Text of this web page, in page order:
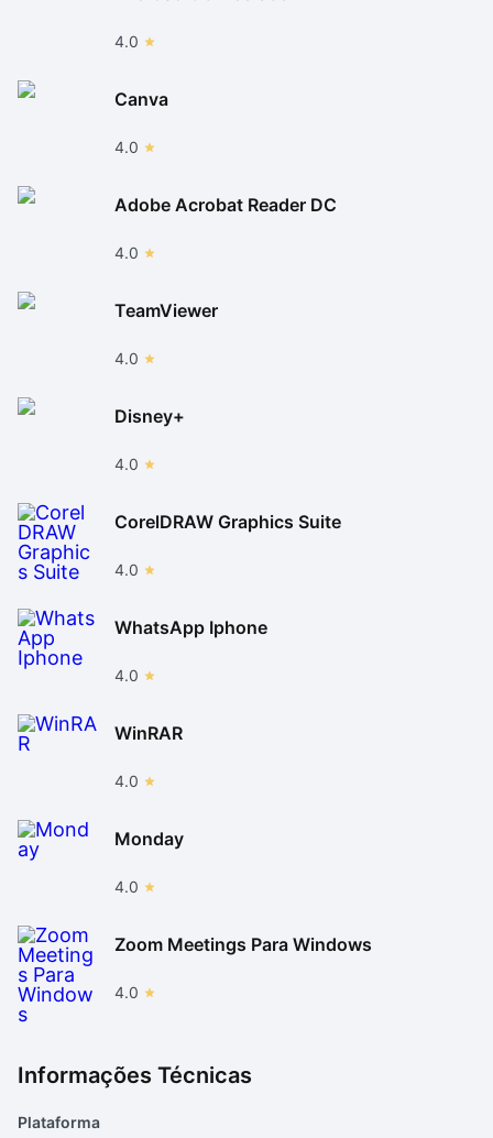
4.0
Canva
4.0
Adobe Acrobat Reader DC
4.0
TeamViewer
4.0
Disney+
4.0
CorelDRAW Graphics Suite
4.0
WhatsApp Iphone
4.0
WinRAR
4.0
Monday
4.0
Zoom Meetings Para Windows
4.0
Informações Técnicas
Plataforma